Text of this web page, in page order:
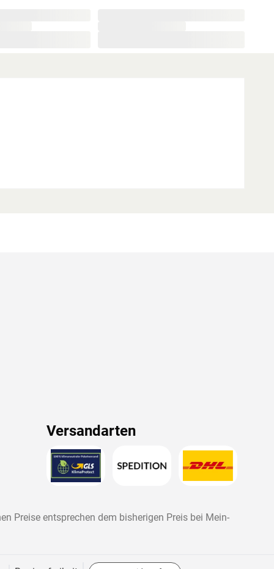
Versandarten
Preise entsprechen dem bisherigen Preis bei Mein-